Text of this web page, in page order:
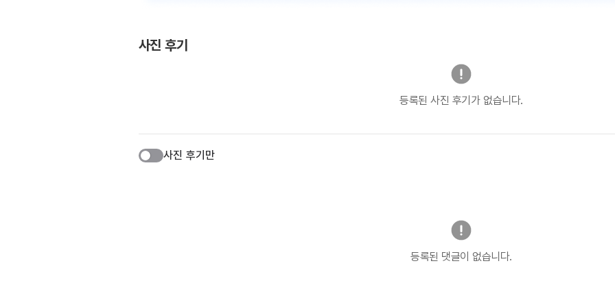
사진 후기
등록된 사진 후기가 없습니다.
사진 후기만
등록된 댓글이 없습니다.